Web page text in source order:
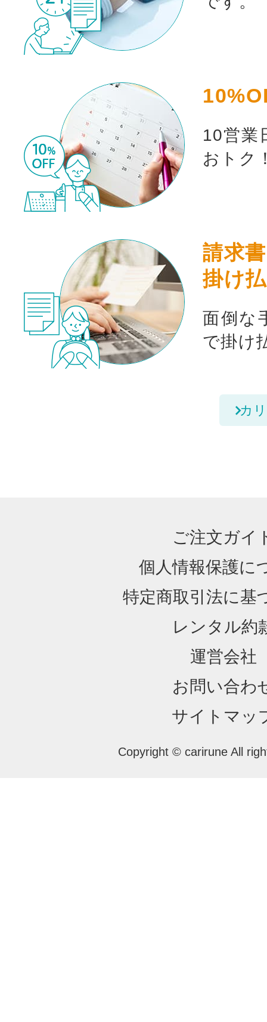
お買い物を続ける カート
10営業
おトク
請求
掛け
面倒な
で掛け
カ
ご注文ガイ
個人情報保護に
特定商取引法に基
レンタル約
運営会社
お問い合わ
サイトマッ
Copyright © carirune All